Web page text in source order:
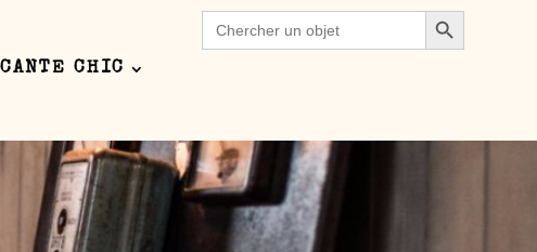
CHIC
Search
for:
Search Button
aspect of this content in the module Design